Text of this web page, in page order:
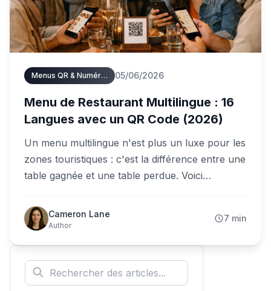
Menus QR & Numériques 05/06/2026
Menu de Restaurant Multilingue : 16
Langues avec un QR Code (2026)
Un menu multilingue n'est plus un luxe pour les
zones touristiques : c'est la différence entre une
table gagnée et une table perdue. Voici
code, sans réimprimer ni sur-embaucher.
Cameron Lane
Author
7 min